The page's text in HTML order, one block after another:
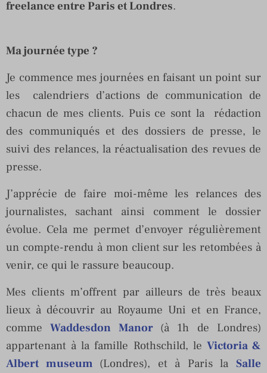
freelance entre Paris et Londres.
Ma journée type ?
Je commence mes journées en faisant un point sur
les calendriers d’actions de communication de
chacun de mes clients. Puis ce sont la rédaction
des communiqués et des dossiers de presse, le
suivi des relances, la réactualisation des revues de
presse.
J’apprécie de faire moi-même les relances des
journalistes, sachant ainsi comment le dossier
évolue. Cela me permet d’envoyer régulièrement
un compte-rendu à mon client sur les retombées à
venir, ce qui le rassure beaucoup.
Mes clients m’offrent par ailleurs de très beaux
lieux à découvrir au Royaume Uni et en France,
commeWaddesdon Manor (à 1h de Londres)
appartenant à la famille Rothschild, le Victoria &
Albert museum (Londres), et à Paris laSalle